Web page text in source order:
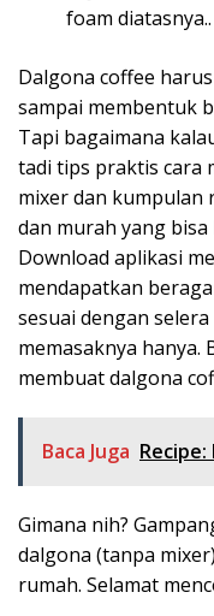
foam diatasnya..
Dalgona coffee
sampai membentuk
Tapi bagaimana
tadi tips praktis cara
mixer dan kumpulan
dan murah yang
Download aplikasi
mendapatkan
sesuai dengan
memasaknya
membuat dalgona
Baca Juga
Gimana nih?
dalgona (tanpa
rumah. Selamat